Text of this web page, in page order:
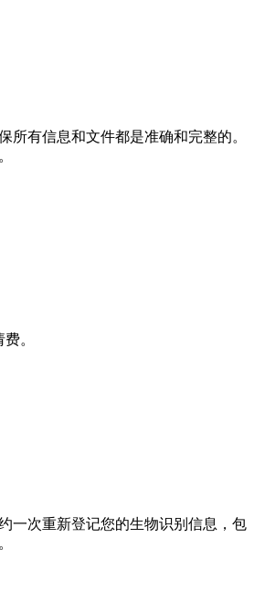
所有信息和文件都是准确和完整的。
。
一次重新登记您的生物识别信息，包